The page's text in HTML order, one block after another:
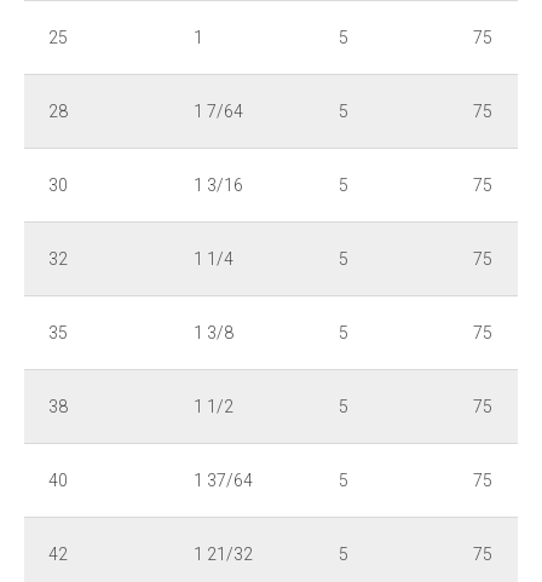
25 1 5 75
28 1 7/64 5 75
30 1 3/16 5 75
32 1 1/4 5 75
35 1 3/8 5 75
38 1 1/2 5 75
40 1 37/64 5 75
42 1 21/32 5 75